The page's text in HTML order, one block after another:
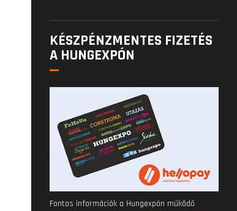
KÉSZPÉNZMENTES FIZETÉS
A HUNGEXPÓN
Fontos információk a Hungexpón működő